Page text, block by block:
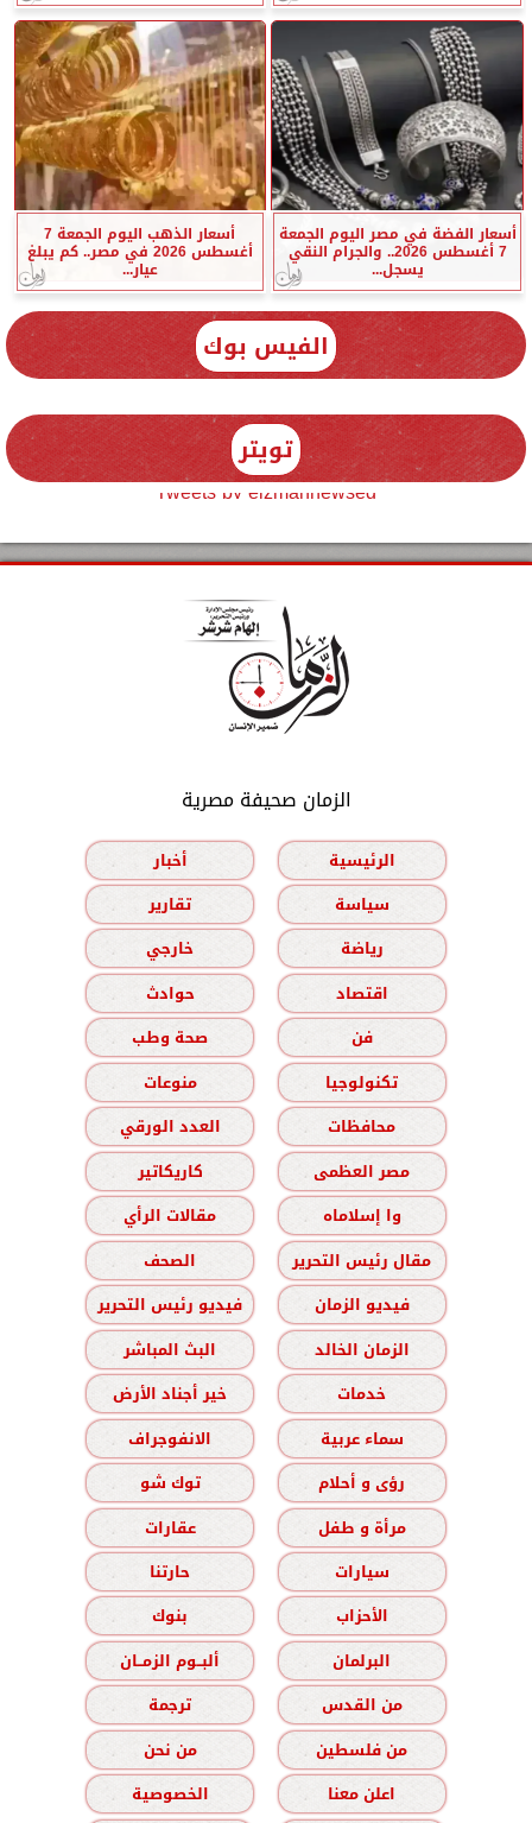
أسعار الفضة في مصر اليوم الجمعة
7 أغسطس 2026.. والجرام النقي
يسجل...
أسعار الذهب اليوم الجمعة 7
أغسطس 2026 في مصر.. كم يبلغ
عيار...
الفيس بوك
تويتر
Tweets by elzmannewseg
الزمان صحيفة مصرية
الرئيسية
أخبار
سياسة
تقارير
رياضة
خارجي
اقتصاد
حوادث
فن
صحة وطب
تكنولوجيا
منوعات
محافظات
العدد الورقي
مصر العظمى
كاريكاتير
وا إسلاماه
مقالات الرأي
مقال رئيس التحرير
الصحف
فيديو الزمان
فيديو رئيس التحرير
الزمان الخالد
البث المباشر
خدمات
خير أجناد الأرض
سماء عربية
الانفوجراف
رؤى و أحلام
توك شو
مرأة و طفل
عقارات
سيارات
حارتنا
الأحزاب
بنوك
البرلمان
ألبــوم الزمــان
من القدس
ترجمة
من فلسطين
من نحن
اعلن معنا
الخصوصية